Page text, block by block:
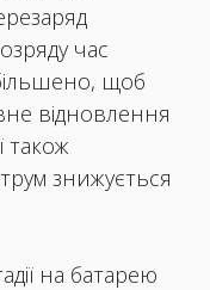
час
щоб
відновлення
також
знижується
на батарею